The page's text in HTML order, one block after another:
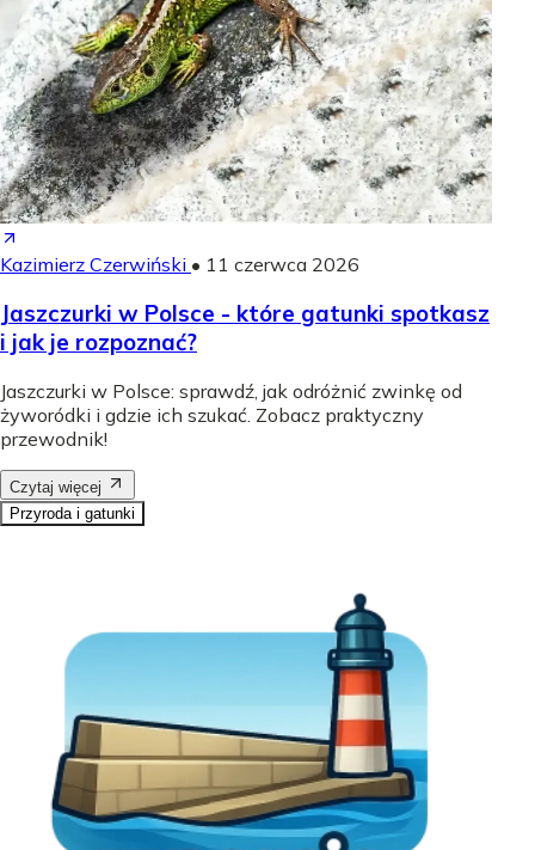
Kazimierz Czerwiński • 11 czerwca 2026
Jaszczurki w Polsce - które gatunki spotkasz
i jak je rozpoznać?
Jaszczurki w Polsce: sprawdź, jak odróżnić zwinkę od
żyworódki i gdzie ich szukać. Zobacz praktyczny
przewodnik!
Czytaj więcej
Przyroda i gatunki